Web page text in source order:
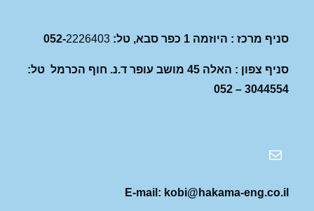
סניף מרכז : היוזמה 1 כפר סבא, טל: 052- 2226403
סניף צפון : האלה 45 מושב עופר ד.נ. חוף הכרמל טל:
3044554 – 052
E-mail: kobi@ hakama-eng.co.il